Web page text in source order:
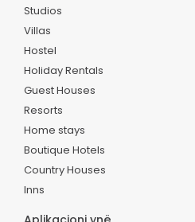
Studios
Villas
Hostel
Holiday Rentals
Guest Houses
Resorts
Home stays
Boutique Hotels
Country Houses
Inns